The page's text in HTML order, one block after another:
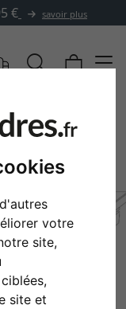
votre
site,
site et
€ savoir plus